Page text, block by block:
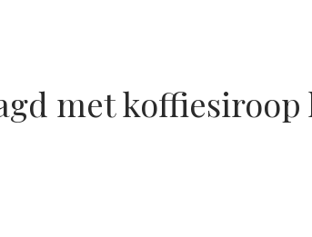
met koffiesiroop